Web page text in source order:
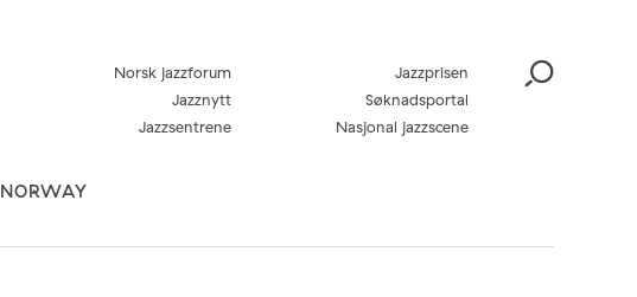
Norsk jazzforum
Jazzprisen
Jazznytt
Søknadsportal
Jazzsentrene
Nasjonal jazzscene